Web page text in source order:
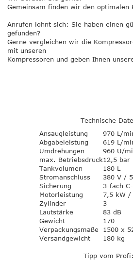
Gemeinsam finden wir den optimalen
Anrufen lohnt sich: Sie haben einen
gefunden?
Gerne vergleichen wir die
mit unseren
Kompressoren und geben Ihnen
Technische
Ansaugleistung
970 L/
Abgabeleistung
619 L/
Umdrehungen
960 U/
max. Betriebsdruck12,5 bar
Tankvolumen
180 L
Stromanschluss
380 V /
Sicherung
3-fach
Motorleistung
7,5 kW /
Zylinder
3
Lautstärke
83 dB
Gewicht
170
Verpackungsmaße
1500 x
Versandgewicht
180 kg
Tipp vom Profi: